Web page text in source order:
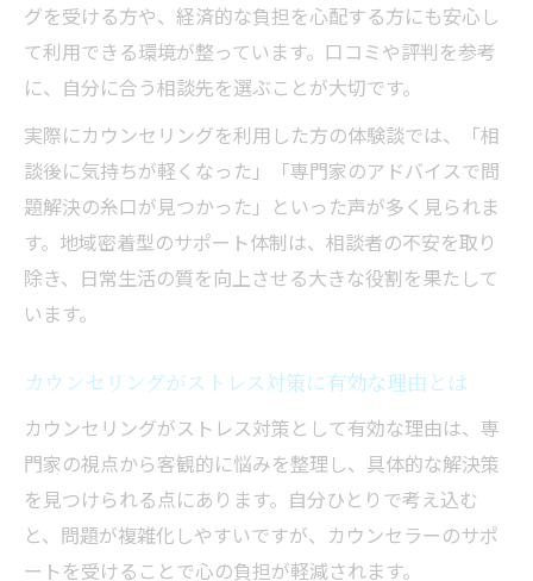
専門資格の有無で選ぶセラピーとカウンセリン
グの違い
カウンセリング選びに専門資格が重要な理
由
セラピーとカウンセリングの違いをわかり
やすく解説
資格保有カウンセラーによる安心サポート
とは
カウンセリング専門資格の種類と特徴を紹
口コミや評判を活かした賢い相談先の探し方
カウンセリング選びで口コミを活用するコ
ツ
評判から信頼できるカウンセリングを見分
グを受ける方や、経済的な負担を心配する方にも安心し
て利用できる環境が整っています。口コミや評判を参考
に、自分に合う相談先を選ぶことが大切です。
実際にカウンセリングを利用した方の体験談では、「相
談後に気持ちが軽くなった」「専門家のアドバイスで問
題解決の糸口が見つかった」といった声が多く見られま
す。地域密着型のサポート体制は、相談者の不安を取り
除き、日常生活の質を向上させる大きな役割を果たして
います。
カウンセリングがストレス対策に有効な理由とは
カウンセリングがストレス対策として有効な理由は、専
門家の視点から客観的に悩みを整理し、具体的な解決策
を見つけられる点にあります。自分ひとりで考え込む
と、問題が複雑化しやすいですが、カウンセラーのサポ
ートを受けることで心の負担が軽減されます。